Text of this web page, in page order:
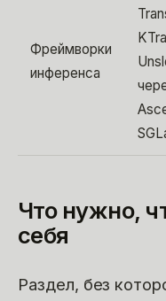
Фреймворки
инференса
Что нужно,
себя
Раздел, без